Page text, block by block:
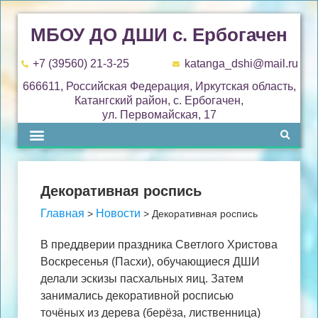
МБОУ ДО ДШИ с. Ербогачен
+7 (39560) 21-3-25
katanga_dshi@mail.ru
666611, Российская Федерация, Иркутская область,
Катангский район, с. Ербогачен,
ул. Первомайская, 17
Декоративная роспись
Главная > Новости > Декоративная роспись
В преддверии праздника Светлого Христова
Воскресенья (Пасхи), обучающиеся ДШИ
делали эскизы пасхальных яиц. Затем
занимались декоративной росписью
точёных из дерева (берёза, лиственница)